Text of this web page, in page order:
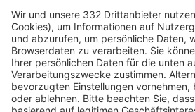
HÄUFIG BESUCHTE SEITEN
Pässe und Vereinswechsel
Trainerausbildung
Schulungsangebot Vereinsmitarbeiter
BFV-Geschäftsstellen